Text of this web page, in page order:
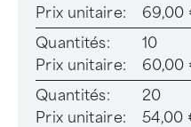
Prix unitaire:
69,00
Quantités:
10
Prix unitaire:
60,00
Quantités:
20
Prix unitaire:
54,00